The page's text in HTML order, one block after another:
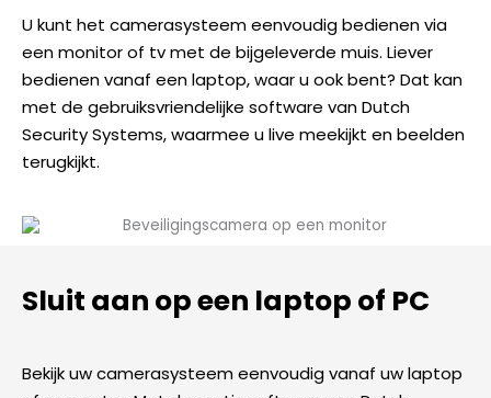
U kunt het camerasysteem eenvoudig bedienen via
een monitor of tv met de bijgeleverde muis. Liever
bedienen vanaf een laptop, waar u ook bent? Dat kan
met de gebruiksvriendelijke software van Dutch
Security Systems, waarmee u live meekijkt en beelden
terugkijkt.
Sluit aan op een laptop of PC
Bekijk uw camerasysteem eenvoudig vanaf uw laptop